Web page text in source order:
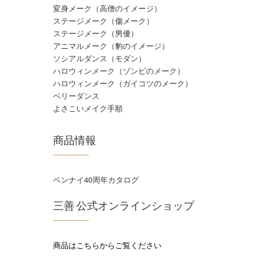
変身メーク（高僧のイメージ）
ステージメーク（傷メーク）
ステージメーク（男優）
アニマルメーク（豹のイメージ）
ソシアルダンス（モダン）
ハロウィンメーク（ゾンビのメーク）
ハロウィンメーク（ガイコツのメーク）
ベリーダンス
よさこいメイク手順
商品情報
ベンナイ40周年カタログ
三善 公式オンラインショップ
商品はこちらからご覧ください